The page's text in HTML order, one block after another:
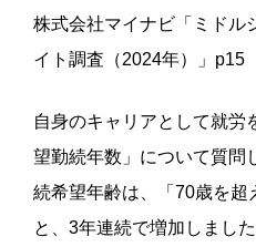
株式会社マイナビ「ミドル
イト調査（2024年）」p15
自身のキャリアとして就労
望勤続年数」について質問
続希望年齢は、「70歳を超
と、3年連続で増加しました